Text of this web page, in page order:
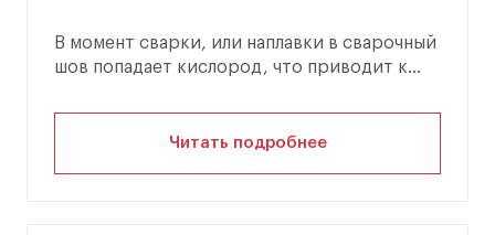
В момент сварки, или наплавки в сварочный
шов попадает кислород, что приводит к
Читать подробнее